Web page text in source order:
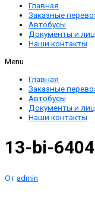
Главная
Заказные
Автобусы
Документы и
Наши контакты
Menu
Главная
Заказные
Автобусы
Документы и
Наши контакты
13-bi-
Отadmin